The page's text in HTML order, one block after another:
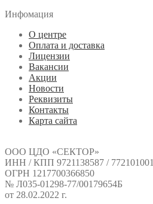
Инфомация
О центре
Оплата и доставка
Лицензии
Вакансии
Акции
Новости
Реквизиты
Контакты
Карта сайта
ООО ЦДО «СЕКТОР»
ИНН / КПП 9721138587 / 772101001
ОГРН 1217700366850
№ Л035-01298-77/00179654Б
от 28.02.2022 г.